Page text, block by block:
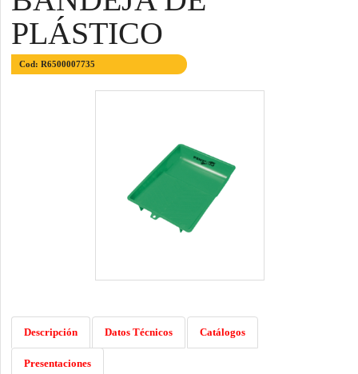
PLÁSTICO
Cod: R6500007735
Descripción Datos Técnicos Catálogos
Presentaciones